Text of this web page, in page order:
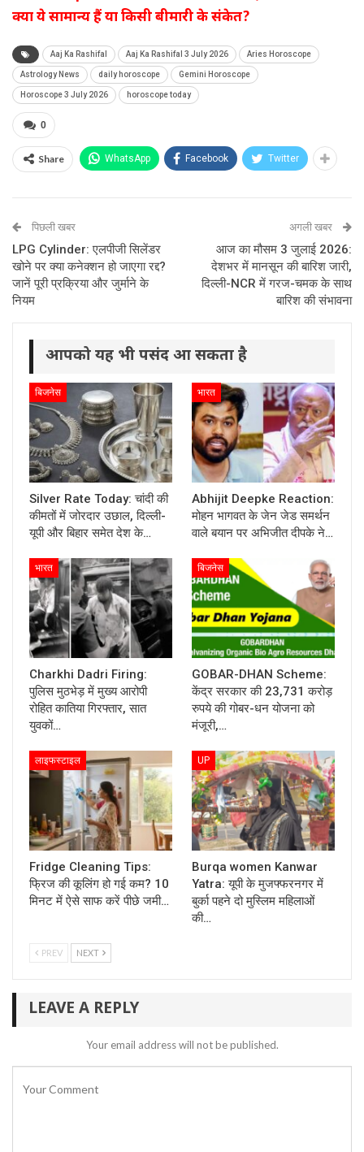
क्या ये सामान्य हैं या किसी बीमारी के संकेत?
Aaj Ka Rashifal Aaj Ka Rashifal 3 July 2026 Aries Horoscope
Astrology News daily horoscope Gemini Horoscope
Horoscope 3 July 2026 horoscope today
0
Share WhatsApp Facebook Twitter
पिछली खबर
LPG Cylinder: एलपीजी सिलेंडर
खोने पर क्या कनेक्शन हो जाएगा रद्द?
जानें पूरी प्रक्रिया और जुर्माने के
नियम
अगली खबर
आज का मौसम 3 जुलाई 2026:
देशभर में मानसून की बारिश जारी,
दिल्ली-NCR में गरज-चमक के साथ
बारिश की संभावना
आपको यह भी पसंद आ सकता है
बिजनेस
Silver Rate Today: चांदी की
कीमतों में जोरदार उछाल, दिल्ली-
यूपी और बिहार समेत देश के…
भारत
Abhijit Deepke Reaction:
मोहन भागवत के जेन जेड समर्थन
वाले बयान पर अभिजीत दीपके ने…
भारत
Charkhi Dadri Firing:
पुलिस मुठभेड़ में मुख्य आरोपी
रोहित कातिया गिरफ्तार, सात
युवकों…
बिजनेस
GOBAR-DHAN Scheme:
केंद्र सरकार की 23,731 करोड़
रुपये की गोबर-धन योजना को
मंजूरी,…
लाइफस्टाइल
Fridge Cleaning Tips:
फ्रिज की कूलिंग हो गई कम? 10
मिनट में ऐसे साफ करें पीछे जमी…
UP
Burqa women Kanwar
Yatra: यूपी के मुजफ्फरनगर में
बुर्का पहने दो मुस्लिम महिलाओं
की…
PREV NEXT
LEAVE A REPLY
Your email address will not be published.